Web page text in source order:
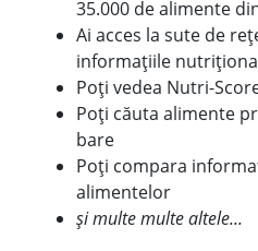
35.000 de alimente
Ai acces la sute de
informațiile
Poți vedea Nutri-
Poți căuta alimente
bare
Poți compara
alimentelor
și multe multe altele...